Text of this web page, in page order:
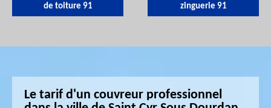
de toiture 91
zinguerie 91
Le tarif d'un couvreur professionnel